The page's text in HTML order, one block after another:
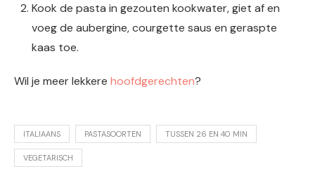
Kook de pasta in gezouten kookwater, giet af en
voeg de aubergine, courgette saus en geraspte
kaas toe.
Wil je meer lekkere hoofdgerechten?
ITALIAANS PASTASOORTEN TUSSEN 26 EN 40 MIN
VEGETARISCH